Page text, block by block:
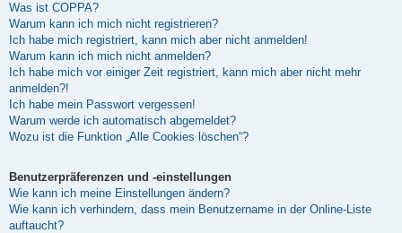
Was ist COPPA?
Warum kann ich mich nicht registrieren?
Ich habe mich registriert, kann mich aber nicht anmelden!
Warum kann ich mich nicht anmelden?
Ich habe mich vor einiger Zeit registriert, kann mich aber nicht mehr
anmelden?!
Ich habe mein Passwort vergessen!
Warum werde ich automatisch abgemeldet?
Wozu ist die Funktion „Alle Cookies löschen“?
Benutzerpräferenzen und -einstellungen
Wie kann ich meine Einstellungen ändern?
Wie kann ich verhindern, dass mein Benutzername in der Online-Liste
auftaucht?